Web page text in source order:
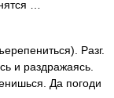
…
Разг.
и раздражаясь.
Да погоди